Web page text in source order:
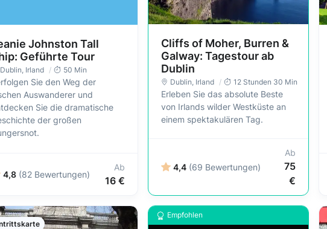
Johnston Tall
Geführte Tour
Dublin , Irland 50 Min
Sie den Weg der
Auswanderer und
Sie die dramatische
der großen
4,8 (82 Bewertungen)
Ab
16 €
Cliffs of Moher, Burren &
Galway: Tagestour ab
Dublin
Dublin , Irland 12 Stunden 30 Min
Erleben Sie das absolute Beste
von Irlands wilder Westküste an
einem spektakulären Tag.
4,4 (69 Bewertungen)
Ab
75
€
Empfohlen